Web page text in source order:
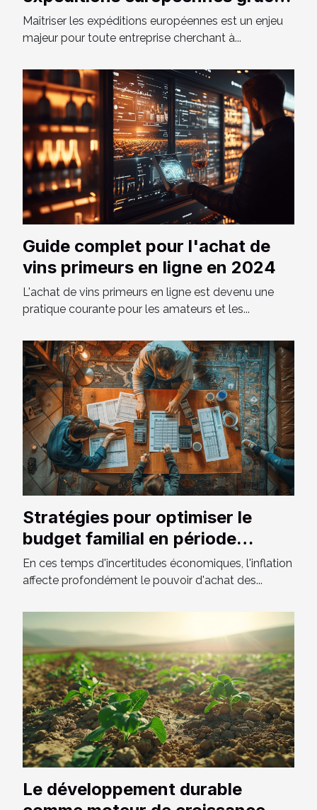
aux solutions de transport sur-
mesure
Maîtriser les expéditions européennes est un enjeu
majeur pour toute entreprise cherchant à...
Guide complet pour l'achat de
vins primeurs en ligne en 2024
L'achat de vins primeurs en ligne est devenu une
pratique courante pour les amateurs et les...
Stratégies pour optimiser le
budget familial en période
d'inflation
En ces temps d'incertitudes économiques, l'inflation
affecte profondément le pouvoir d'achat des...
Le développement durable